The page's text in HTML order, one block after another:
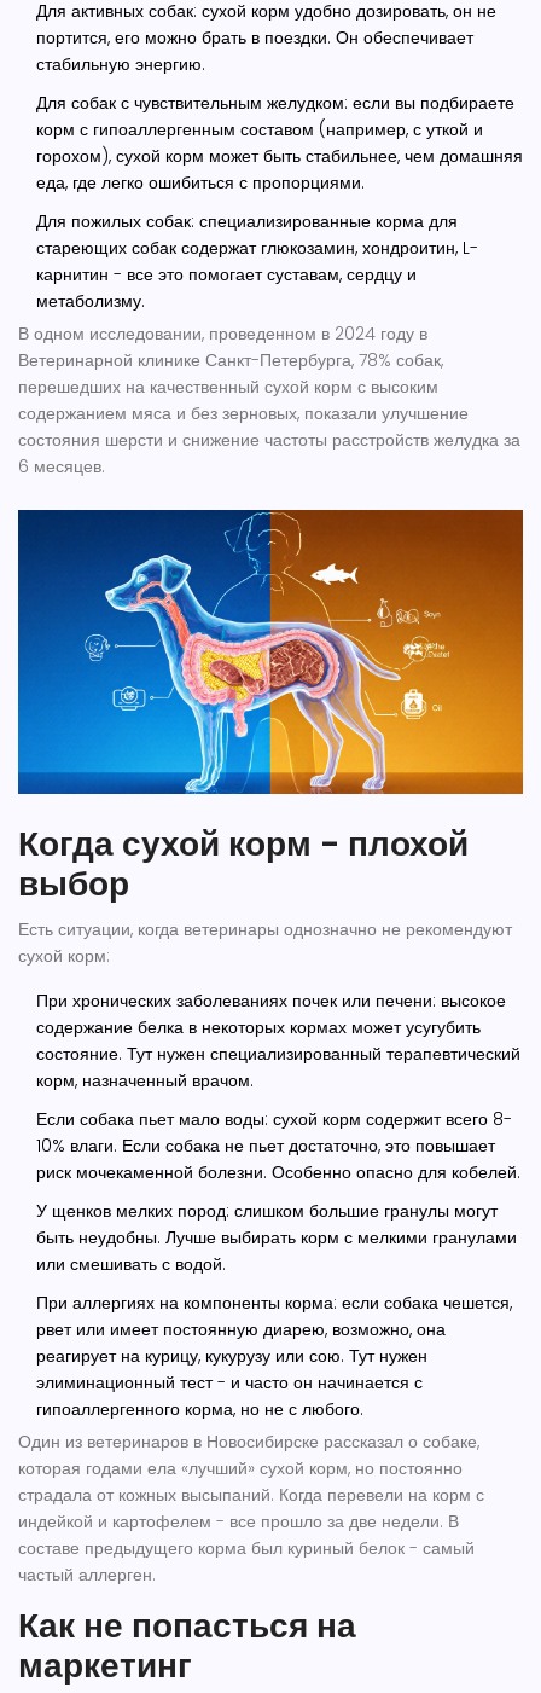
Для активных собак: сухой корм удобно дозировать, он не
портится, его можно брать в поездки. Он обеспечивает
стабильную энергию.
Для собак с чувствительным желудком: если вы подбираете
корм с гипоаллергенным составом (например, с уткой и
горохом), сухой корм может быть стабильнее, чем домашняя
еда, где легко ошибиться с пропорциями.
Для пожилых собак: специализированные корма для
стареющих собак содержат глюкозамин, хондроитин, L-
карнитин - все это помогает суставам, сердцу и
метаболизму.
В одном исследовании, проведенном в 2024 году в
Ветеринарной клинике Санкт-Петербурга, 78% собак,
перешедших на качественный сухой корм с высоким
содержанием мяса и без зерновых, показали улучшение
состояния шерсти и снижение частоты расстройств желудка за
6 месяцев.
Когда сухой корм - плохой
выбор
Есть ситуации, когда ветеринары однозначно не рекомендуют
сухой корм:
При хронических заболеваниях почек или печени: высокое
содержание белка в некоторых кормах может усугубить
состояние. Тут нужен специализированный терапевтический
корм, назначенный врачом.
Если собака пьет мало воды: сухой корм содержит всего 8-
10% влаги. Если собака не пьет достаточно, это повышает
риск мочекаменной болезни. Особенно опасно для кобелей.
У щенков мелких пород: слишком большие гранулы могут
быть неудобны. Лучше выбирать корм с мелкими гранулами
или смешивать с водой.
При аллергиях на компоненты корма: если собака чешется,
рвет или имеет постоянную диарею, возможно, она
реагирует на курицу, кукурузу или сою. Тут нужен
элиминационный тест - и часто он начинается с
гипоаллергенного корма, но не с любого.
Один из ветеринаров в Новосибирске рассказал о собаке,
которая годами ела «лучший» сухой корм, но постоянно
страдала от кожных высыпаний. Когда перевели на корм с
индейкой и картофелем - все прошло за две недели. В
составе предыдущего корма был куриный белок - самый
частый аллерген.
Как не попасться на
маркетинг